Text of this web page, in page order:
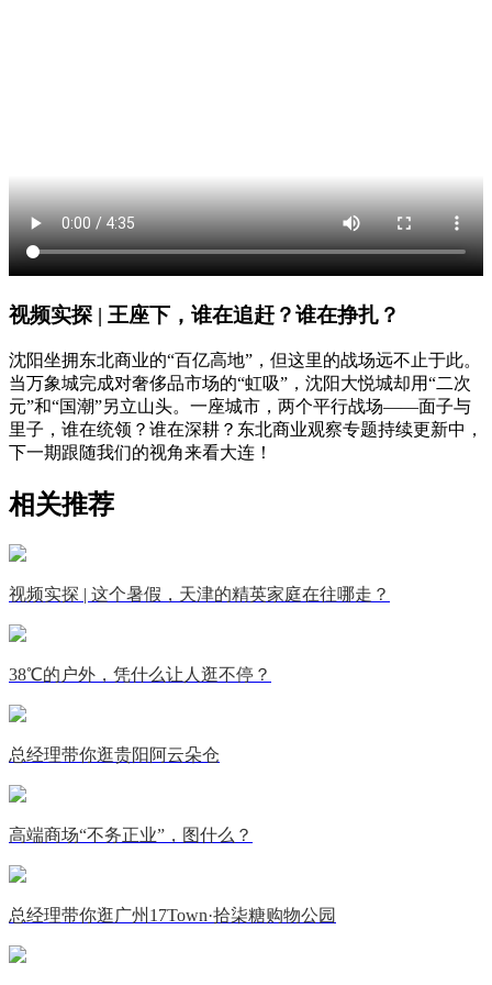
视频实探 | 王座下，谁在追赶？谁在挣扎？
沈阳坐拥东北商业的“百亿高地”，但这里的战场远不止于此。
当万象城完成对奢侈品市场的“虹吸”，沈阳大悦城却用“二次
元”和“国潮”另立山头。一座城市，两个平行战场——面子与
里子，谁在统领？谁在深耕？东北商业观察专题持续更新中，
下一期跟随我们的视角来看大连！
相关推荐
视频实探 | 这个暑假，天津的精英家庭在往哪走？
38℃的户外，凭什么让人逛不停？
总经理带你逛贵阳阿云朵仓
高端商场“不务正业”，图什么？
总经理带你逛广州17Town·拾柒糖购物公园